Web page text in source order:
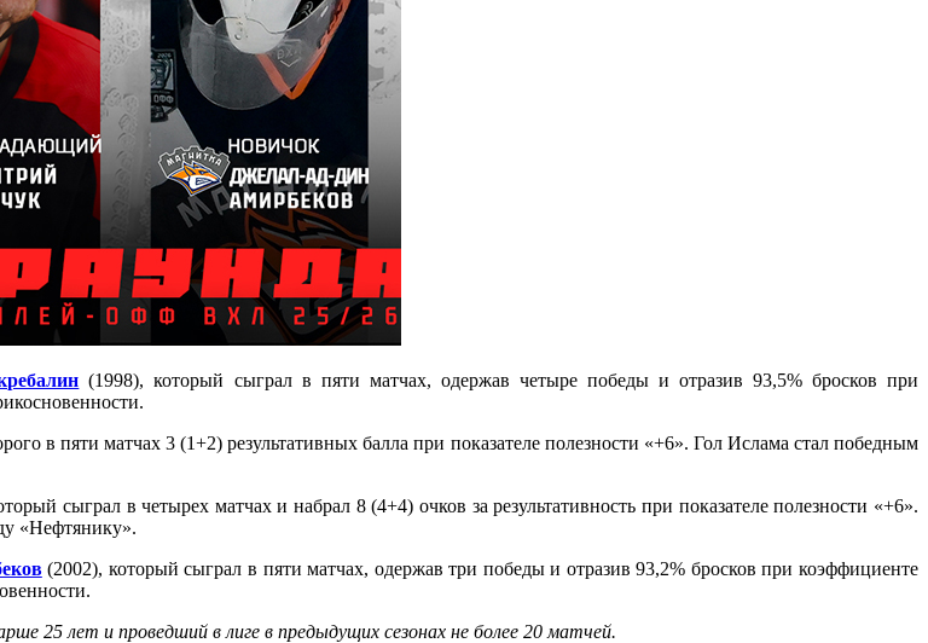
(1998), который сыграл в пяти матчах, одержав четыре победы и отразив 93,5% бросков при
в пяти матчах 3 (1+2) результативных балла при показателе полезности «+6». Гол Ислама стал победным
сыграл в четырех матчах и набрал 8 (4+4) очков за результативность при показателе полезности «+6».
«Нефтянику».
(2002), который сыграл в пяти матчах, одержав три победы и отразив 93,2% бросков при коэффициенте
25 лет и проведший в лиге в предыдущих сезонах не более 20 матчей.